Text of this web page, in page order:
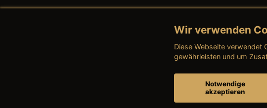
Rechtliches
→ Impressum
Wir verwenden
Diese Webseite verwendet
gewährleisten und um
Notwendige
akzeptieren